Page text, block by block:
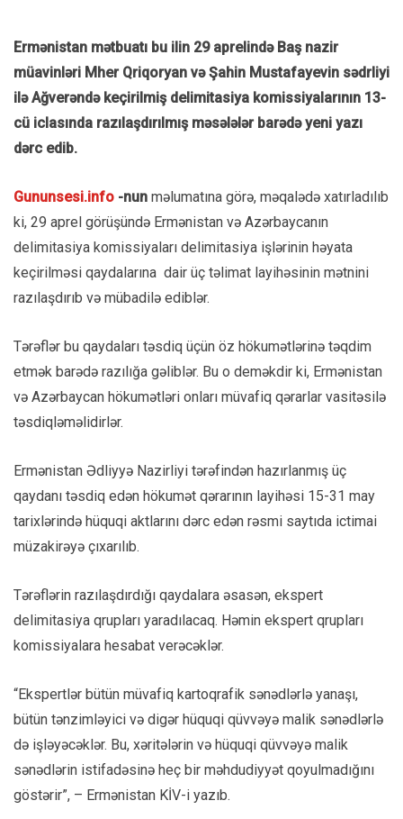
Ermənistan mətbuatı bu ilin 29 aprelində Baş nazir
müavinləri Mher Qriqoryan və Şahin Mustafayevin sədrliyi
ilə Ağverəndə keçirilmiş delimitasiya komissiyalarının 13-
cü iclasında razılaşdırılmış məsələlər barədə yeni yazı
dərc edib.
Gununsesi.info -nun məlumatına görə, məqalədə xatırladılıb
ki, 29 aprel görüşündə Ermənistan və Azərbaycanın
delimitasiya komissiyaları delimitasiya işlərinin həyata
keçirilməsi qaydalarına dair üç təlimat layihəsinin mətnini
razılaşdırıb və mübadilə ediblər.
Tərəflər bu qaydaları təsdiq üçün öz hökumətlərinə təqdim
etmək barədə razılığa gəliblər. Bu o deməkdir ki, Ermənistan
və Azərbaycan hökumətləri onları müvafiq qərarlar vasitəsilə
təsdiqləməlidirlər.
Ermənistan Ədliyyə Nazirliyi tərəfindən hazırlanmış üç
qaydanı təsdiq edən hökumət qərarının layihəsi 15-31 may
tarixlərində hüquqi aktlarını dərc edən rəsmi saytıda ictimai
müzakirəyə çıxarılıb.
Tərəflərin razılaşdırdığı qaydalara əsasən, ekspert
delimitasiya qrupları yaradılacaq. Həmin ekspert qrupları
komissiyalara hesabat verəcəklər.
“Ekspertlər bütün müvafiq kartoqrafik sənədlərlə yanaşı,
bütün tənzimləyici və digər hüquqi qüvvəyə malik sənədlərlə
də işləyəcəklər. Bu, xəritələrin və hüquqi qüvvəyə malik
sənədlərin istifadəsinə heç bir məhdudiyyət qoyulmadığını
göstərir”, – Ermənistan KİV-i yazıb.